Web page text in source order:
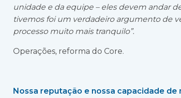
unidade e da equipe – eles devem andar
tivemos foi um verdadeiro argumento de
processo muito mais tranquilo”.
Operações, reforma do Core.
Nossa reputação e nossa capacidade de